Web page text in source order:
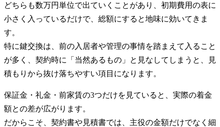
どちらも数万円単位で出ていくことがあり、初期費用の表に
小さく入っているだけで、総額にすると地味に効いてきま
す。
特に鍵交換は、前の入居者や管理の事情を踏まえて入ること
が多く、契約時に「当然あるもの」と見なしてしまうと、見
積もりから抜け落ちやすい項目になります。
保証金・礼金・前家賃の3つだけを見ていると、実際の着金
額との差が広がります。
だからこそ、契約書や見積書では、主役の金額だけでなく細